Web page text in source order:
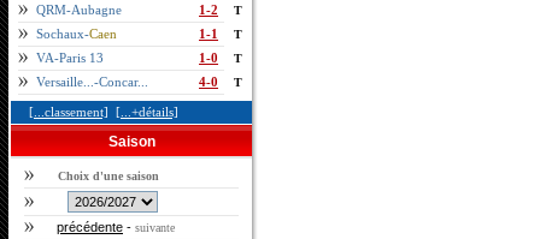
QRM-Aubagne 1-2 T
Sochaux-Caen 1-1 T
VA-Paris 13 1-0 T
Versaille...-Concar... 4-0 T
[...classement] [...+détails]
Saison
Choix d'une saison
précédente - suivante